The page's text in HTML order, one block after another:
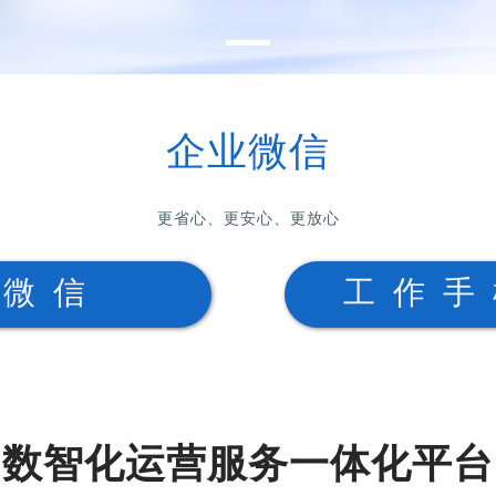
企业微信
更省心、更安心、更放心
信 工作
数智化运营服务一体化平台